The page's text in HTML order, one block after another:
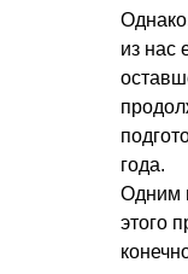
из нас
года.
Одним
этого